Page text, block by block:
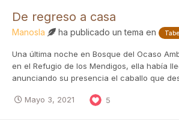
De regreso a casa
Manosla ha publicado un tema en
Una última noche en Bosque del Ocaso
en el Refugio de los Mendigos, ella había
anunciando su presencia el caballo que
Mayo 3, 2021 5